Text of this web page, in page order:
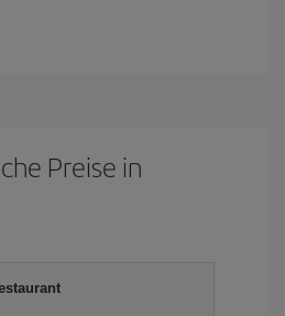
Preise in